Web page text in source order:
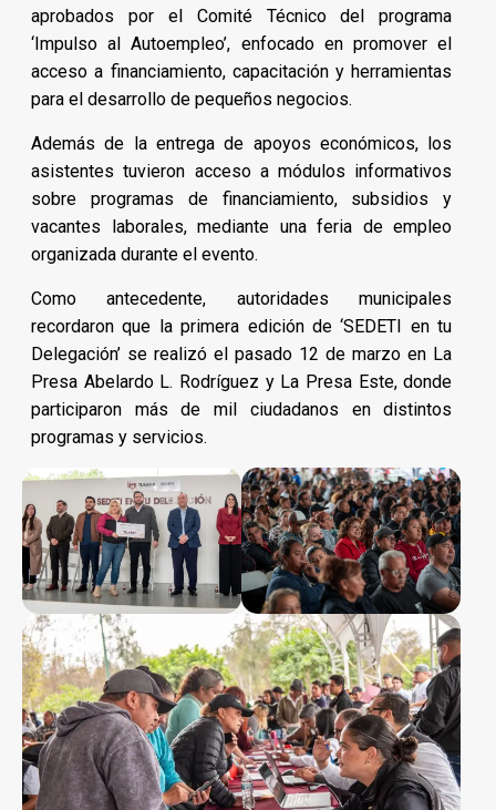
aprobados por el Comité Técnico del programa
‘Impulso al Autoempleo’, enfocado en promover el
acceso a financiamiento, capacitación y herramientas
para el desarrollo de pequeños negocios.
Además de la entrega de apoyos económicos, los
asistentes tuvieron acceso a módulos informativos
sobre programas de financiamiento, subsidios y
vacantes laborales, mediante una feria de empleo
organizada durante el evento.
Como antecedente, autoridades municipales
recordaron que la primera edición de ‘SEDETI en tu
Delegación’ se realizó el pasado 12 de marzo en La
Presa Abelardo L. Rodríguez y La Presa Este, donde
participaron más de mil ciudadanos en distintos
programas y servicios.